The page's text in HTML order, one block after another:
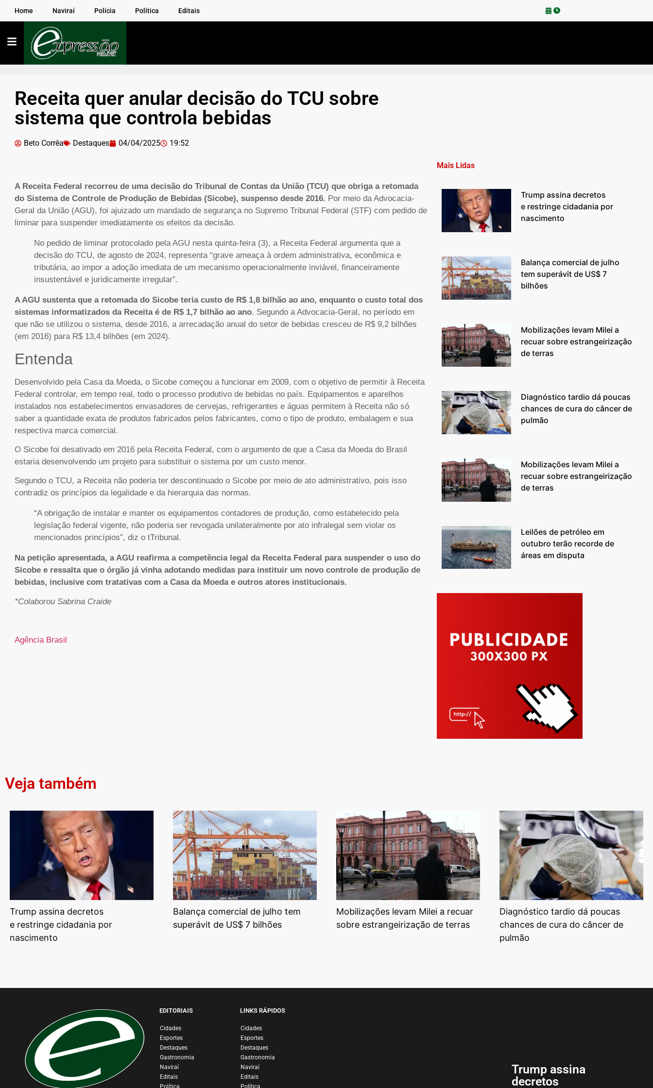
Home Naviraí Polícia Política Editais
Receita quer anular decisão do TCU sobre
sistema que controla bebidas
Beto Corrêa Destaques 04/04/2025 19:52
A Receita Federal recorreu de uma decisão do Tribunal de Contas da União (TCU) que obriga a retomada
do Sistema de Controle de Produção de Bebidas (Sicobe), suspenso desde 2016. Por meio da Advocacia-
Geral da União (AGU), foi ajuizado um mandado de segurança no Supremo Tribunal Federal (STF) com pedido de
liminar para suspender imediatamente os efeitos da decisão.
No pedido de liminar protocolado pela AGU nesta quinta-feira (3), a Receita Federal argumenta que a
decisão do TCU, de agosto de 2024, representa “grave ameaça à ordem administrativa, econômica e
tributária, ao impor a adoção imediata de um mecanismo operacionalmente inviável, financeiramente
insustentável e juridicamente irregular”.
A AGU sustenta que a retomada do Sicobe teria custo de R$ 1,8 bilhão ao ano, enquanto o custo total dos
sistemas informatizados da Receita é de R$ 1,7 bilhão ao ano. Segundo a Advocacia-Geral, no período em
que não se utilizou o sistema, desde 2016, a arrecadação anual do setor de bebidas cresceu de R$ 9,2 bilhões
(em 2016) para R$ 13,4 bilhões (em 2024).
Entenda
Desenvolvido pela Casa da Moeda, o Sicobe começou a funcionar em 2009, com o objetivo de permitir à Receita
Federal controlar, em tempo real, todo o processo produtivo de bebidas no país. Equipamentos e aparelhos
instalados nos estabelecimentos envasadores de cervejas, refrigerantes e águas permitem à Receita não só
saber a quantidade exata de produtos fabricados pelos fabricantes, como o tipo de produto, embalagem e sua
respectiva marca comercial.
O Sicobe foi desativado em 2016 pela Receita Federal, com o argumento de que a Casa da Moeda do Brasil
estaria desenvolvendo um projeto para substituir o sistema por um custo menor.
Segundo o TCU, a Receita não poderia ter descontinuado o Sicobe por meio de ato administrativo, pois isso
contradiz os princípios da legalidade e da hierarquia das normas.
“A obrigação de instalar e manter os equipamentos contadores de produção, como estabelecido pela
legislação federal vigente, não poderia ser revogada unilateralmente por ato infralegal sem violar os
mencionados princípios”, diz o tTribunal.
Na petição apresentada, a AGU reafirma a competência legal da Receita Federal para suspender o uso do
Sicobe e ressalta que o órgão já vinha adotando medidas para instituir um novo controle de produção de
bebidas, inclusive com tratativas com a Casa da Moeda e outros atores institucionais.
*Colaborou Sabrina Craide
Agência Brasil
Mais Lidas
Trump assina decretos
e restringe cidadania por
nascimento
Balança comercial de julho
tem superávit de US$ 7
bilhões
Mobilizações levam Milei a
recuar sobre estrangeirização
de terras
Diagnóstico tardio dá poucas
chances de cura do câncer de
pulmão
Mobilizações levam Milei a
recuar sobre estrangeirização
de terras
Leilões de petróleo em
outubro terão recorde de
áreas em disputa
Veja também
Trump assina decretos
e restringe cidadania por
nascimento
Balança comercial de julho tem
superávit de US$ 7 bilhões
Mobilizações levam Milei a recuar
sobre estrangeirização de terras
Diagnóstico tardio dá poucas
chances de cura do câncer de
pulmão
EDITORIAIS
Cidades
Esportes
Destaques
Gastronomia
Naviraí
Editais
Política
LINKS RÁPIDOS
Cidades
Esportes
Destaques
Gastronomia
Naviraí
Editais
Política
Trump assina
decretos